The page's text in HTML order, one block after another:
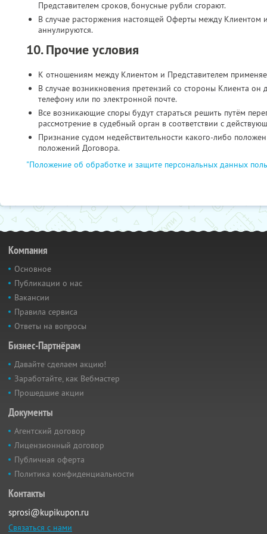
Представителем сроков, бонусные рубли сгорают.
В случае расторжения настоящей Оферты между Клиентом
аннулируются.
10. Прочие условия
К отношениям между Клиентом и Представителем
В случае возникновения претензий со стороны Клиента
телефону или по электронной почте.
Все возникающие споры будут стараться решить путём
рассмотрение в судебный орган в соответствии с
Признание судом недействительности какого-либо
положений Договора.
"Положение об обработке и защите персональных данных
Компания
Основное
Публикации о нас
Вакансии
Правила сервиса
Ответы на вопросы
Бизнес-Партнёрам
Давайте сделаем акцию!
Заработайте, как Вебмастер
Прошедшие акции
Документы
Агентский договор
Лицензионный договор
Публичная оферта
Политика конфиденциальности
Контакты
sprosi@kupikupon.ru
Связаться с нами